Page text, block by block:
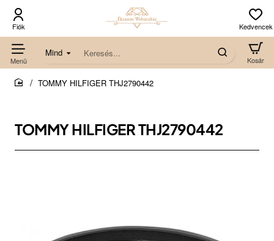
Mind
Keresés...
TOMMY HILFIGER THJ2790442
TOMMY HILFIGER THJ2790442